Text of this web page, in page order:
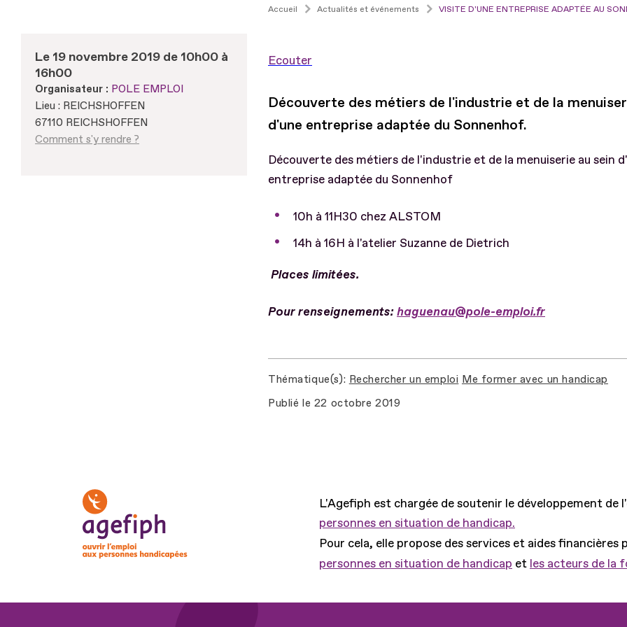
Accueil Actualités et événements VISITE D'UNE ENTREPRISE ADAPTÉE AU
Le 19 novembre 2019 de 10h00 à
16h00
Organisateur : POLE EMPLOI
Lieu : REICHSHOFFEN
67110 REICHSHOFFEN
Comment s'y rendre ?
Ecouter
Découverte des métiers de l'industrie et de la
d'une entreprise adaptée du Sonnenhof.
Découverte des métiers de l'industrie et de la menuiserie au sein
entreprise adaptée du Sonnenhof
10h à 11H30 chez ALSTOM
14h à 16H à l'atelier Suzanne de Dietrich
Places limitées.
Pour renseignements:haguenau@pole-emploi.fr
Thématique(s) Rechercher un emploi Me former avec un handicap
Publié le 22 octobre 2019
L'Agefiph est chargée de soutenir le développement de
personnes en situation de handicap.
Pour cela, elle propose des services et aides financières
personnes en situation de handicap et les acteurs de la